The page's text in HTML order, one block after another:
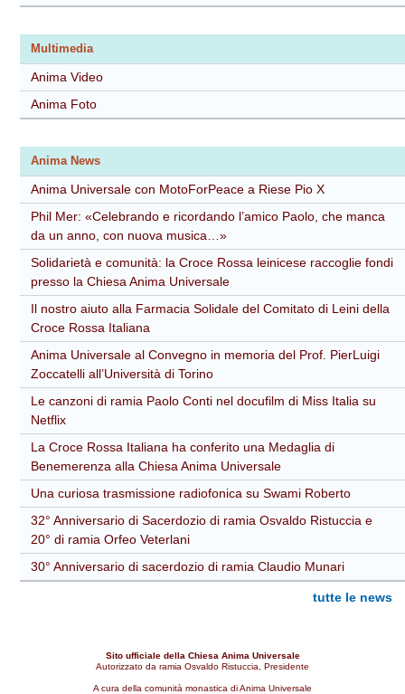
Multimedia
Anima Video
Anima Foto
Anima News
Anima Universale con MotoForPeace a Riese Pio X
Phil Mer: «Celebrando e ricordando l’amico Paolo, che manca
da un anno, con nuova musica…»
Solidarietà e comunità: la Croce Rossa leinicese raccoglie fondi
presso la Chiesa Anima Universale
Il nostro aiuto alla Farmacia Solidale del Comitato di Leini della
Croce Rossa Italiana
Anima Universale al Convegno in memoria del Prof. PierLuigi
Zoccatelli all’Università di Torino
Le canzoni di ramia Paolo Conti nel docufilm di Miss Italia su
Netflix
La Croce Rossa Italiana ha conferito una Medaglia di
Benemerenza alla Chiesa Anima Universale
Una curiosa trasmissione radiofonica su Swami Roberto
32° Anniversario di Sacerdozio di ramia Osvaldo Ristuccia e
20° di ramia Orfeo Veterlani
30° Anniversario di sacerdozio di ramia Claudio Munari
tutte le news
Sito ufficiale della Chiesa Anima Universale
Autorizzato da ramia Osvaldo Ristuccia, Presidente
A cura della comunità monastica di Anima Universale